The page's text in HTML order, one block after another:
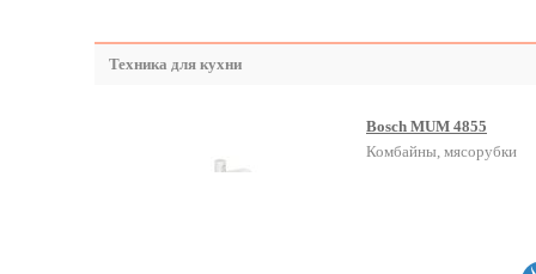
Техника для кухни
Bosch MUM 4855
Комбайны, мясорубки